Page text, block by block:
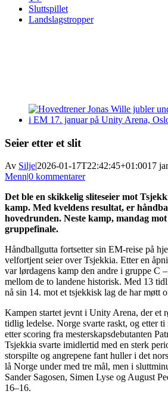
Sluttspillet
Landslagstropper
View
Larger
Seier etter et slit
Av Silje|2026-01-17T22:42:45+01:0017
Menn|0 kommentarer
Det ble en skikkelig sliteseier mot
kamp. Med kveldens resultat, er
hovedrunden. Neste kamp, mandag
gruppefinale.
Håndballgutta fortsetter sin EM-reise på
velfortjent seier over Tsjekkia. Etter en
var lørdagens kamp den andre i gruppe C
mellom de to landene historisk. Med 13
nå sin 14. mot et tsjekkisk lag de har møtt
Kampen startet jevnt i Unity Arena, der et
tidlig ledelse. Norge svarte raskt, og etter
etter scoring fra mesterskapsdebutanten
Tsjekkia svarte imidlertid med en sterk
storspilte og angrepene fant huller i det
lå Norge under med tre mål, men i
Sander Sagosen, Simen Lyse og August
16–16.